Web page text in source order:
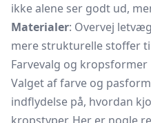
ikke alene ser godt ud,
Materialer: Overvej
mere strukturelle stoffer
Farvevalg og kropsformer
Valget af farve og
indflydelse på, hvordan